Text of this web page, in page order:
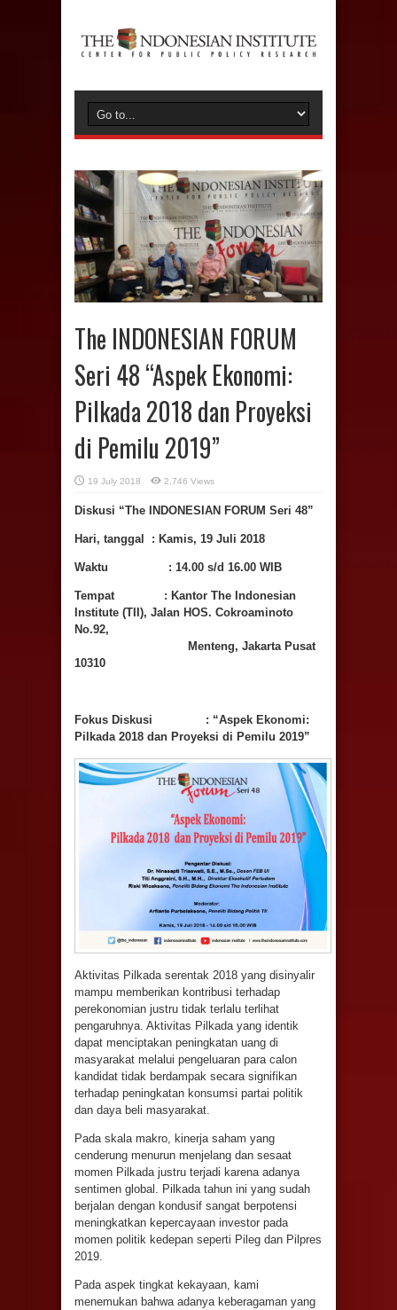
The INDONESIAN FORUM
Seri 48 “Aspek Ekonomi:
Pilkada 2018 dan Proyeksi
di Pemilu 2019”
19 July 2018 2,746 Views
Diskusi “The INDONESIAN FORUM Seri 48”
Hari, tanggal : Kamis, 19 Juli 2018
Waktu : 14.00 s/d 16.00 WIB
Tempat : Kantor The Indonesian
Institute (TII), Jalan HOS. Cokroaminoto
No.92,
Menteng, Jakarta Pusat
10310
Fokus Diskusi : “Aspek Ekonomi:
Pilkada 2018 dan Proyeksi di Pemilu 2019”
Aktivitas Pilkada serentak 2018 yang disinyalir
mampu memberikan kontribusi terhadap
perekonomian justru tidak terlalu terlihat
pengaruhnya. Aktivitas Pilkada yang identik
dapat menciptakan peningkatan uang di
masyarakat melalui pengeluaran para calon
kandidat tidak berdampak secara signifikan
terhadap peningkatan konsumsi partai politik
dan daya beli masyarakat.
Pada skala makro, kinerja saham yang
cenderung menurun menjelang dan sesaat
momen Pilkada justru terjadi karena adanya
sentimen global. Pilkada tahun ini yang sudah
berjalan dengan kondusif sangat berpotensi
meningkatkan kepercayaan investor pada
momen politik kedepan seperti Pileg dan Pilpres
2019.
Pada aspek tingkat kekayaan, kami
menemukan bahwa adanya keberagaman yang